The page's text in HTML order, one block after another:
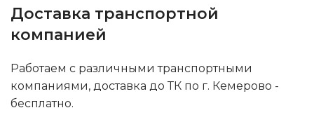
Доставка транспортной
компанией
Работаем с различными транспортными
компаниями, доставка до ТК по г. Кемерово -
бесплатно.